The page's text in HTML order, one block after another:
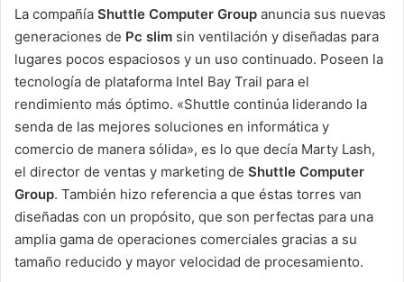
La compañía Shuttle Computer Group anuncia sus nuevas
generaciones de Pc slim sin ventilación y diseñadas para
lugares pocos espaciosos y un uso continuado. Poseen la
tecnología de plataforma Intel Bay Trail para el
rendimiento más óptimo. «Shuttle continúa liderando la
senda de las mejores soluciones en informática y
comercio de manera sólida», es lo que decía Marty Lash,
el director de ventas y marketing de Shuttle Computer
Group. También hizo referencia a que éstas torres van
diseñadas con un propósito, que son perfectas para una
amplia gama de operaciones comerciales gracias a su
tamaño reducido y mayor velocidad de procesamiento.